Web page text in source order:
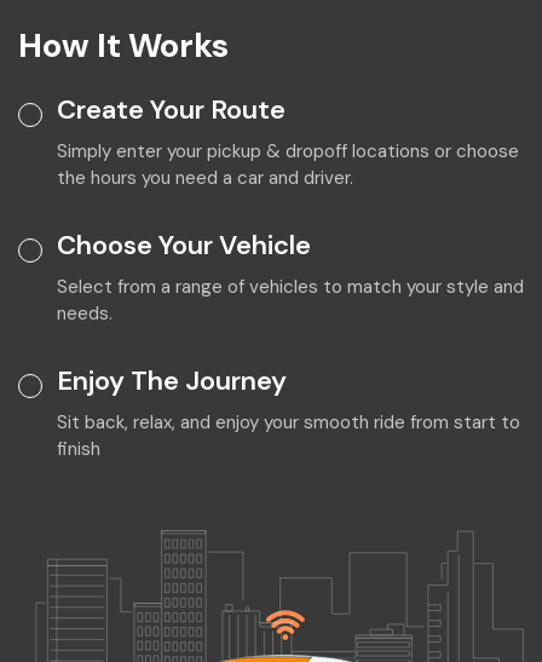
How It Works
Create Your Route
Simply enter your pickup & dropoff locations or choose
the hours you need a car and driver.
Choose Your Vehicle
Select from a range of vehicles to match your style and
needs.
Enjoy The Journey
Sit back, relax, and enjoy your smooth ride from start to
finish